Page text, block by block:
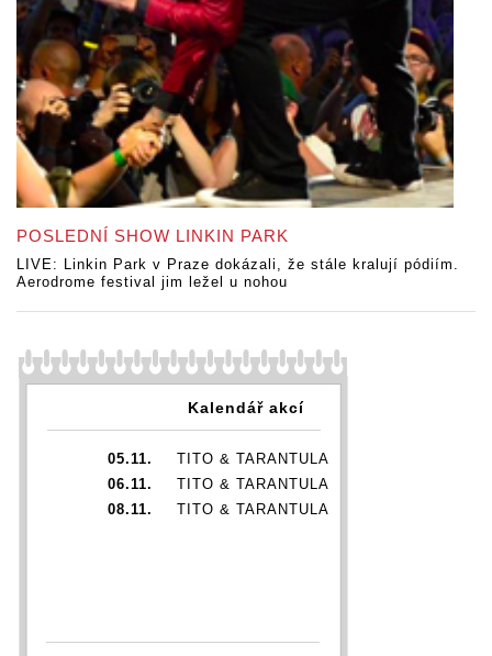
POSLEDNÍ SHOW LINKIN PARK
LIVE: Linkin Park v Praze dokázali, že stále kralují pódiím.
Aerodrome festival jim ležel u nohou
Kalendář akcí
05.11.
TITO & TARANTULA
06.11.
TITO & TARANTULA
08.11.
TITO & TARANTULA